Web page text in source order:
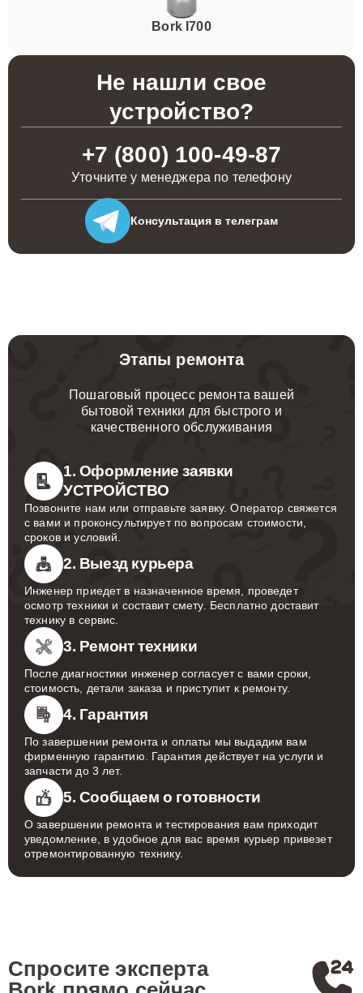
Bork I700
Не нашли свое
устройство?
+7 (800) 100-49-87
Уточните у менеджера по телефону
Консультация в телеграм
Этапы ремонта
Пошаговый процесс ремонта вашей
бытовой техники для быстрого и
качественного обслуживания
1. Оформление заявки
УСТРОЙСТВО
Позвоните нам или отправьте заявку. Оператор свяжется
с вами и проконсультирует по вопросам стоимости,
сроков и условий.
2. Выезд курьера
Инженер приедет в назначенное время, проведет
осмотр техники и составит смету. Бесплатно доставит
технику в сервис.
3. Ремонт техники
После диагностики инженер согласует с вами сроки,
стоимость, детали заказа и приступит к ремонту.
4. Гарантия
По завершении ремонта и оплаты мы выдадим вам
фирменную гарантию. Гарантия действует на услуги и
запчасти до 3 лет.
5. Сообщаем о готовности
О завершении ремонта и тестирования вам приходит
уведомление, в удобное для вас время курьер привезет
отремонтированную технику.
Спросите эксперта